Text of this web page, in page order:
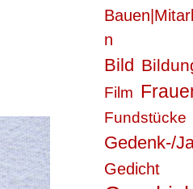
n
Bild
Film
Fundstücke
Gedenk-/
Gedicht